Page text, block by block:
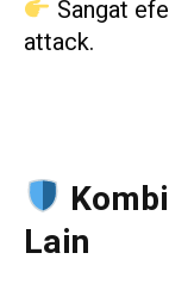
Sangat
attack.
Lain